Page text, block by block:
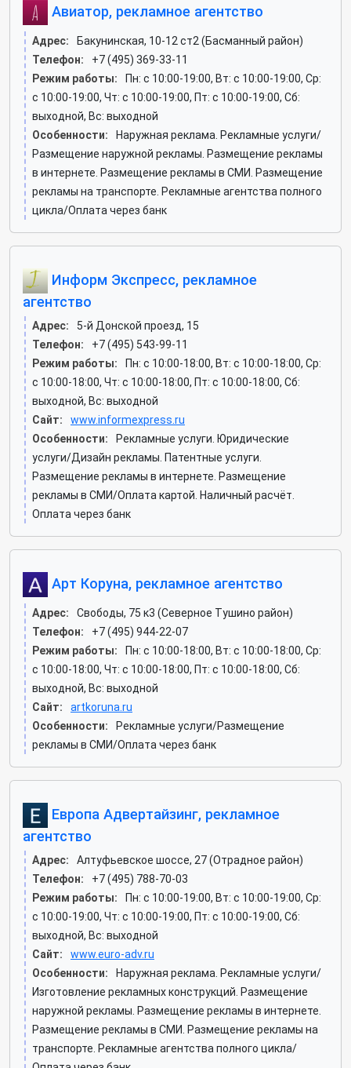
Авиатор, рекламное агентство
Адрес:
Бакунинская, 10-12 ст2 (Басманный район)
Телефон:
+7 (495) 369-33-11
Режим работы:
Пн: c 10:00-19:00, Вт: c 10:00-19:00, Ср:
c 10:00-19:00, Чт: c 10:00-19:00, Пт: c 10:00-19:00, Сб:
выходной, Вс: выходной
Особенности:
Наружная реклама. Рекламные услуги/
Размещение наружной рекламы. Размещение рекламы
в интернете. Размещение рекламы в СМИ. Размещение
рекламы на транспорте. Рекламные агентства полного
цикла/Оплата через банк
Информ Экспресс, рекламное
агентство
Адрес:
5-й Донской проезд, 15
Телефон:
+7 (495) 543-99-11
Режим работы:
Пн: c 10:00-18:00, Вт: c 10:00-18:00, Ср:
c 10:00-18:00, Чт: c 10:00-18:00, Пт: c 10:00-18:00, Сб:
выходной, Вс: выходной
Сайт:
www.informexpress.ru
Особенности:
Рекламные услуги. Юридические
услуги/Дизайн рекламы. Патентные услуги.
Размещение рекламы в интернете. Размещение
рекламы в СМИ/Оплата картой. Наличный расчёт.
Оплата через банк
Арт Коруна, рекламное агентство
Адрес:
Свободы, 75 к3 (Северное Тушино район)
Телефон:
+7 (495) 944-22-07
Режим работы:
Пн: c 10:00-18:00, Вт: c 10:00-18:00, Ср:
c 10:00-18:00, Чт: c 10:00-18:00, Пт: c 10:00-18:00, Сб:
выходной, Вс: выходной
Сайт:
artkoruna.ru
Особенности:
Рекламные услуги/Размещение
рекламы в СМИ/Оплата через банк
Европа Адвертайзинг, рекламное
агентство
Адрес:
Алтуфьевское шоссе, 27 (Отрадное район)
Телефон:
+7 (495) 788-70-03
Режим работы:
Пн: c 10:00-19:00, Вт: c 10:00-19:00, Ср:
c 10:00-19:00, Чт: c 10:00-19:00, Пт: c 10:00-19:00, Сб:
выходной, Вс: выходной
Сайт:
www.euro-adv.ru
Особенности:
Наружная реклама. Рекламные услуги/
Изготовление рекламных конструкций. Размещение
наружной рекламы. Размещение рекламы в интернете.
Размещение рекламы в СМИ. Размещение рекламы на
транспорте. Рекламные агентства полного цикла/